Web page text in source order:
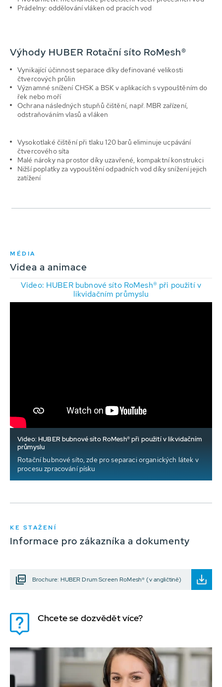
Prádelny: oddělování vláken od pracích vod
Výhody HUBER Rotační síto RoMesh®
Vynikající účinnost separace díky definované velikosti
čtvercových průlin
Významné snížení CHSK a BSK v aplikacích s vypouštěním do
řek nebo moří
Ochrana následných stupňů čištění, např. MBR zařízení,
odstraňováním vlasů a vláken
Vysokotlaké čištění při tlaku 120 barů eliminuje ucpávání
čtvercového síta
Malé nároky na prostor díky uzavřené, kompaktní konstrukci
Nižší poplatky za vypouštění odpadních vod díky snížení jejich
zatížení
MÉDIA
Videa a animace
Video: HUBER bubnové síto RoMesh® při použití v
likvidačním průmyslu
Video: HUBER bubnové síto RoMesh® při použití v likvidačním
průmyslu
Rotační bubnové síto, zde pro separaci organických látek v
procesu zpracování písku
KE STAŽENÍ
Informace pro zákazníka a dokumenty
Brochure: HUBER Drum Screen RoMesh® (v angličtině)
Chcete se dozvědět více?